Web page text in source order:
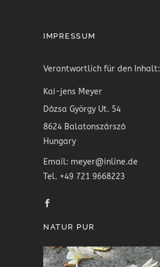
IMPRESSUM
Verantwortlich für den Inhalt:
Kai-jens Meyer
Dózsa György Ut. 54
8624 Balatonszárszó
Hungary
Email: meyer@inline.de
Tel. +49 721 9668223
NATUR PUR